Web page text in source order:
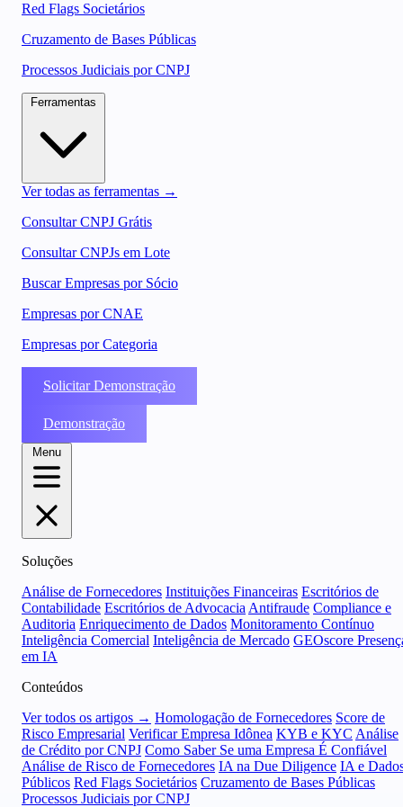
Red Flags Societários
Cruzamento de Bases Públicas
Processos Judiciais por CNPJ
Ver todas as ferramentas →
Consultar CNPJ Grátis
Consultar CNPJs em Lote
Buscar Empresas por Sócio
Empresas por CNAE
Empresas por Categoria
Solicitar Demonstração
Demonstração
Menu
Soluções
Análise de Fornecedores Instituições Financeiras Escritórios de
Contabilidade Escritórios de Advocacia Antifraude Compliance e
Auditoria Enriquecimento de Dados Monitoramento Contínuo
Inteligência Comercial Inteligência de Mercado GEOscore
em IA
Conteúdos
Ver todos os artigos → Homologação de Fornecedores Score de
Risco Empresarial Verificar Empresa Idônea KYB e KYC Análise
de Crédito por CNPJ Como Saber Se uma Empresa É Confiável
Análise de Risco de Fornecedores IA na Due Diligence IA e
Públicos Red Flags Societários Cruzamento de Bases Públicas
Processos Judiciais por CNPJ